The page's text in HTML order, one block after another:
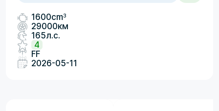
1600cm3
29000км
165л.с.
4
FF
2026-05-11